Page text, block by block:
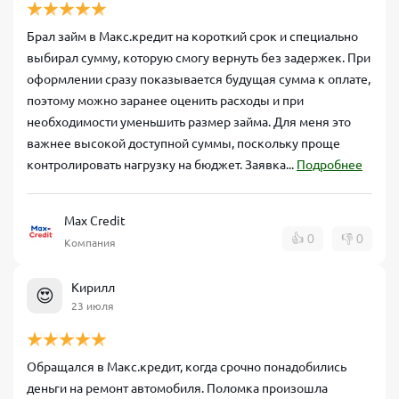
Брал займ в Макс.кредит на короткий срок и специально
выбирал сумму, которую смогу вернуть без задержек. При
оформлении сразу показывается будущая сумма к оплате,
поэтому можно заранее оценить расходы и при
необходимости уменьшить размер займа. Для меня это
важнее высокой доступной суммы, поскольку проще
контролировать нагрузку на бюджет. Заявка... Подробнее
Max Credit
Компания 👍 0 👎 0
😍 Кирилл
23 июля
Обращался в Макс.кредит, когда срочно понадобились
деньги на ремонт автомобиля. Поломка произошла